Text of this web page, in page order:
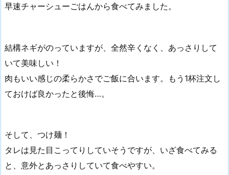
早速チャーシューごはんから食べてみました。
結構ネギがのっていますが、全然辛くなく、あっさりして
いて美味しい！
肉もいい感じの柔らかさでご飯に合います。もう1杯注文し
ておけば良かったと後悔…。
そして、つけ麺！
タレは見た目こってりしていそうですが、いざ食べてみる
と、意外とあっさりしていて食べやすい。